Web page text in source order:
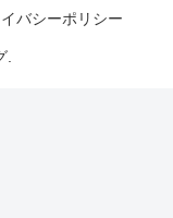
バシーポリシー
.